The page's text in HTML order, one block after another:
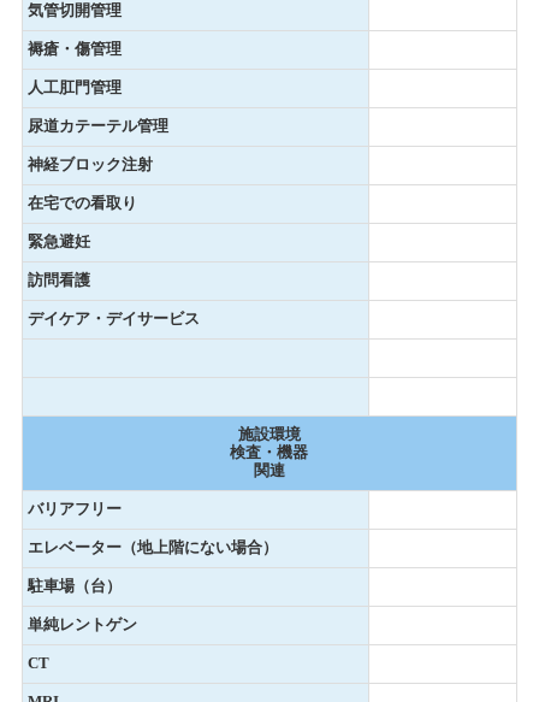
気管切開管理
褥瘡・傷管理
人工肛門管理
尿道カテーテル管理
神経ブロック注射
在宅での看取り
緊急避妊
訪問看護
デイケア・デイサービス
施設環境
検査・機器
関連
バリアフリー
エレベーター（地上階にない場合）
駐車場（台）
単純レントゲン
CT